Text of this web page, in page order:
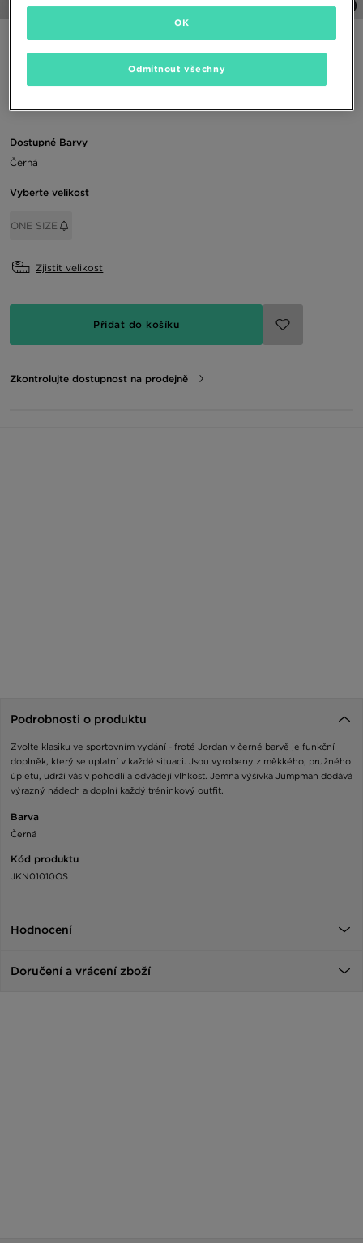
JORDAN ČELENKA JORDAN JUMPMAN WRISTBANDS
JORDAN COT B/BALL C
Dostupné Barvy
Černá
Vyberte velikost
ONE SIZE
Zjistit velikost
Přidat do košíku
Zkontrolujte dostupnost na prodejně
Podrobnosti o produktu
Zvolte klasiku ve sportovním vydání - froté Jordan v černé barvě je funkční
doplněk, který se uplatní v každé situaci. Jsou vyrobeny z měkkého, pružného
úpletu, udrží vás v pohodlí a odvádějí vlhkost. Jemná výšivka Jumpman dodává
výrazný nádech a doplní každý tréninkový outfit.
Barva
Černá
Kód produktu
JKN01010OS
Hodnocení
Doručení a vrácení zboží
Odmítnout všechny
OK